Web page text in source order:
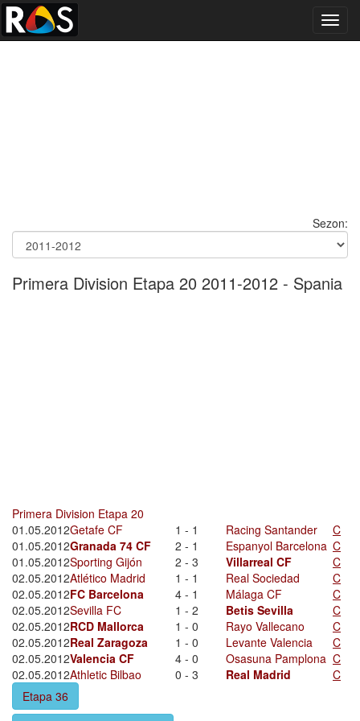
Sezon:
Primera Division Etapa 20 2011-2012 - Spania
Primera Division Etapa 20
01.05.2012Getafe CF 1 - 1 Racing Santander
C
01.05.2012Granada 74 CF 2 - 1 Espanyol Barcelona C
01.05.2012Sporting Gijón 2 - 3 Villarreal CF
C
02.05.2012Atlético Madrid 1 - 1 Real Sociedad
C
02.05.2012FC Barcelona 4 - 1 Málaga CF
C
02.05.2012Sevilla FC 1 - 2 Betis Sevilla
C
02.05.2012RCD Mallorca 1 - 0 Rayo Vallecano
C
02.05.2012Real Zaragoza 1 - 0 Levante Valencia
C
02.05.2012Valencia CF 4 - 0 Osasuna Pamplona C
02.05.2012Athletic Bilbao 0 - 3 Real Madrid
C
Etapa 36